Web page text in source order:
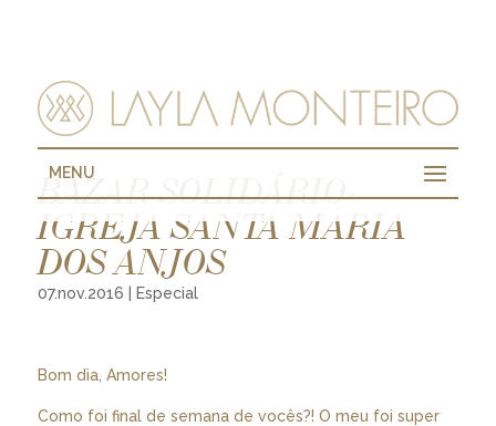
MENU
BAZAR SOLIDÁRIO-
IGREJA SANTA MARIA
DOS ANJOS
07.nov.2016 Especial
Bom dia, Amores!
Como foi final de semana de vocês?! O meu foi super